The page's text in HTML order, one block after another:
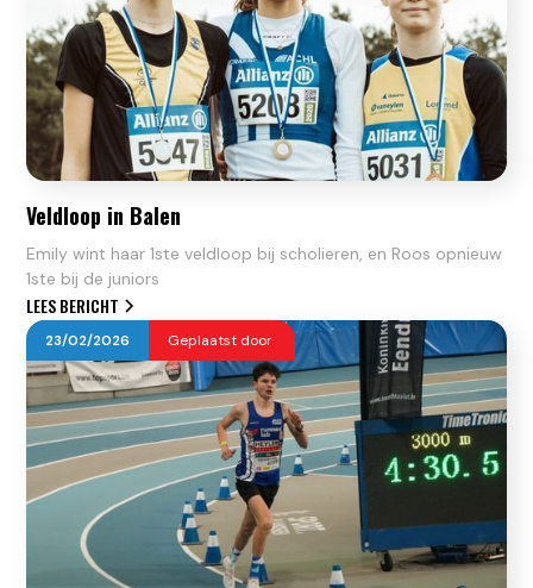
Veldloop in Balen
Emily wint haar 1ste veldloop bij scholieren, en Roos opnieuw
1ste bij de juniors
LEES BERICHT
23/02/2026 Geplaatst door